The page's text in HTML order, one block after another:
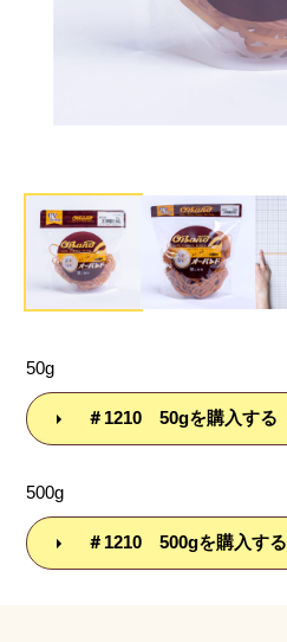
50g
＃1210 50gを購入する
500g
＃1210 500gを購入する